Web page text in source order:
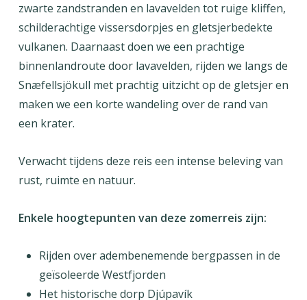
zwarte zandstranden en lavavelden tot ruige kliffen,
schilderachtige vissersdorpjes en gletsjerbedekte
vulkanen. Daarnaast doen we een prachtige
binnenlandroute door lavavelden, rijden we langs de
Snæfellsjökull met prachtig uitzicht op de gletsjer en
maken we een korte wandeling over de rand van
een krater.
Verwacht tijdens deze reis een intense beleving van
rust, ruimte en natuur.
Enkele hoogtepunten van deze zomerreis zijn:
Rijden over adembenemende bergpassen in de
geïsoleerde Westfjorden
Het historische dorp Djúpavík